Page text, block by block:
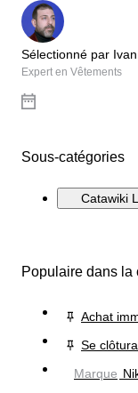
Sélectionné par
Expert en Vêtements
Sous-catégories
Catawiki
Populaire dans la
Achat
Se
Marque